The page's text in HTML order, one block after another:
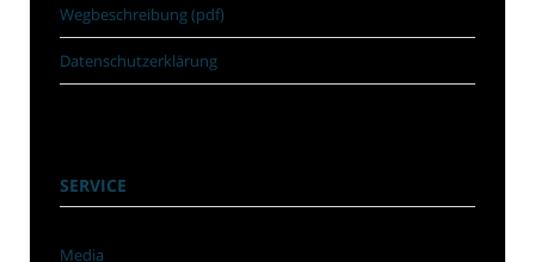
Wegbeschreibung (pdf)
Datenschutzerklärung
SERVICE
Media